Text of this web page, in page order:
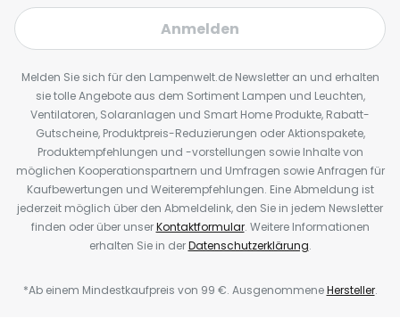
Anmelden
Melden Sie sich für den Lampenwelt.de Newsletter an und erhalten
sie tolle Angebote aus dem Sortiment Lampen und Leuchten,
Ventilatoren, Solaranlagen und Smart Home Produkte, Rabatt-
Gutscheine, Produktpreis-Reduzierungen oder Aktionspakete,
Produktempfehlungen und -vorstellungen sowie Inhalte von
möglichen Kooperationspartnern und Umfragen sowie Anfragen für
Kaufbewertungen und Weiterempfehlungen. Eine Abmeldung ist
jederzeit möglich über den Abmeldelink, den Sie in jedem Newsletter
finden oder über unserKontaktformular. Weitere Informationen
erhalten Sie in derDatenschutzerklärung.
*Ab einem Mindestkaufpreis von 99 €. AusgenommeneHersteller.